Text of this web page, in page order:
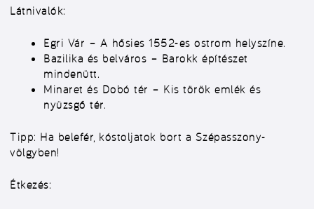
Látnivalók:
Egri Vár – A hősies 1552-es ostrom helyszíne.
Bazilika és belváros – Barokk építészet
mindenütt.
Minaret és Dobó tér – Kis török emlék és
nyüzsgő tér.
Tipp: Ha belefér, kóstoljatok bort a Szépasszony-
völgyben!
Étkezés: